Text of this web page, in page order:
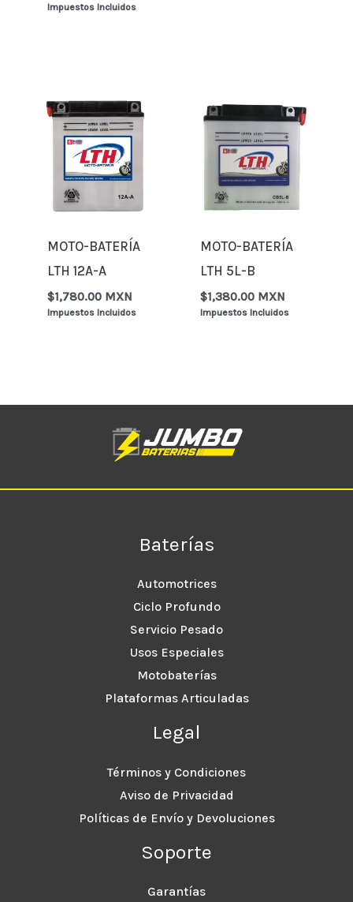
Impuestos Incluidos
MOTO-BATERÍA
LTH 12A-A
$1,780.00 MXN
Impuestos Incluidos
MOTO-BATERÍA
LTH 5L-B
$1,380.00 MXN
Impuestos Incluidos
Baterías
Automotrices
Ciclo Profundo
Servicio Pesado
Usos Especiales
Motobaterías
Plataformas Articuladas
Legal
Términos y Condiciones
Aviso de Privacidad
Políticas de Envío y Devoluciones
Soporte
Garantías